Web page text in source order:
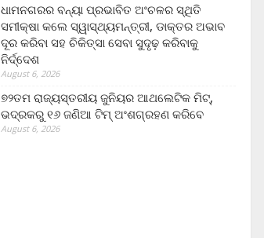
ଧାମନଗରର ବନ୍ୟା ପ୍ରଭାବିତ ଅଂଚଳର ସ୍ଥିତି
ସମୀକ୍ଷା କଲେ ସ୍ୱାସ୍ଥ୍ୟମନ୍ତ୍ରୀ, ଡାକ୍ତର ଅଭାବ
ଦୂର କରିବା ସହ ଚିକିତ୍ସା ସେବା ସୁଦୃଢ଼ କରିବାକୁ
ନିର୍ଦ୍ଦେଶ
August 6, 2026
୭୨ତମ ରାଜ୍ୟସ୍ତରୀୟ ଜୁନିୟର ଆଥଲେଟିକ ମିଟ୍‌,
ଭଦ୍ରକରୁ ୧୬ ଜଣିଆ ଟିମ୍ ଅଂଶଗ୍ରହଣ କରିବେ
August 6, 2026